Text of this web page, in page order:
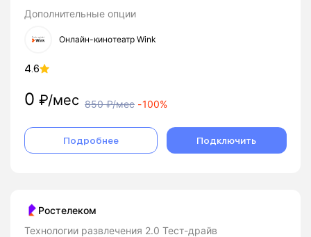
Дополнительные опции
Онлайн-кинотеатр Wink
4.6
0 ₽/мес 850₽/мес -100%
Подробнее Подключить
Ростелеком
Технологии развлечения 2.0 Тест-драйв